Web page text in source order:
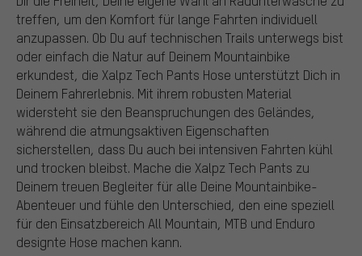
treffen, um den Komfort für lange Fahrten individuell
anzupassen. Ob Du auf technischen Trails unterwegs bist
oder einfach die Natur auf Deinem Mountainbike
erkundest, die Xalpz Tech Pants Hose unterstützt Dich in
Deinem Fahrerlebnis. Mit ihrem robusten Material
widersteht sie den Beanspruchungen des Geländes,
während die atmungsaktiven Eigenschaften
sicherstellen, dass Du auch bei intensiven Fahrten kühl
und trocken bleibst. Mache die Xalpz Tech Pants zu
Deinem treuen Begleiter für alle Deine Mountainbike-
Abenteuer und fühle den Unterschied, den eine speziell
für den Einsatzbereich All Mountain, MTB und Enduro
designte Hose machen kann.